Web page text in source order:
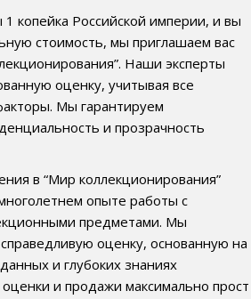
1 копейка Российской империи, и вы
стоимость, мы приглашаем вас
Наши эксперты
оценку, учитывая все
Мы гарантируем
и прозрачность
в “Мир коллекционирования”
опыте работы с
предметами. Мы
оценку, основанную на
и глубоких знаниях
и продажи максимально прост